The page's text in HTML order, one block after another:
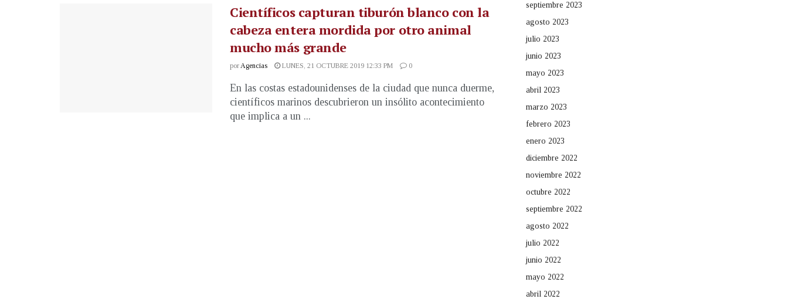
Científicos capturan tiburón blanco con la
cabeza entera mordida por otro animal
mucho más grande
porAgencias LUNES, 21 OCTUBRE 2019 12:33 PM 0
En las costas estadounidenses de la ciudad que nunca duerme,
científicos marinos descubrieron un insólito acontecimiento
que implica a un ...
septiembre 2023
agosto 2023
julio 2023
junio 2023
mayo 2023
abril 2023
marzo 2023
febrero 2023
enero 2023
diciembre 2022
noviembre 2022
octubre 2022
septiembre 2022
agosto 2022
julio 2022
junio 2022
mayo 2022
abril 2022